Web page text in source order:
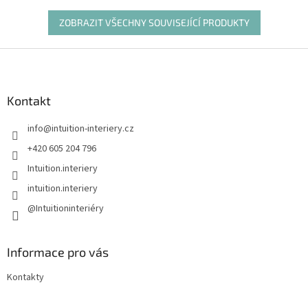
ZOBRAZIT VŠECHNY SOUVISEJÍCÍ PRODUKTY
Kontakt
info@intuition-interiery.cz
+420 605 204 796
Intuition.interiery
intuition.interiery
@Intuitioninteriéry
Informace pro vás
Kontakty